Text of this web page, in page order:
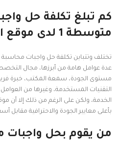
كم تبلغ تكلفة حل
متوسطة 1 لدى موقع ابجريد؟
عدة عوامل هامة من أبرزها، مجال
مستوى الجودة، سمعة المكتب، خبرة
التقنيات المستخدمة، وغيرها من العوامل
الخدمة، ولكن على الرغم من ذلك إلا أن
بأعلى معايير الجودة والاحترافية